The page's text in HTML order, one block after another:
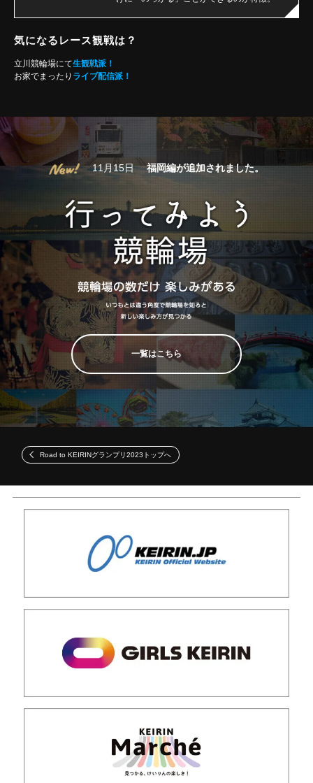
気になるレース観戦は？
立川競輪場にて生観戦派！
お家でまったり ライブ配信派！
11月15日 福岡編が追加されました。
一覧はこちら
Road to KEIRINグランプリ2023トップへ